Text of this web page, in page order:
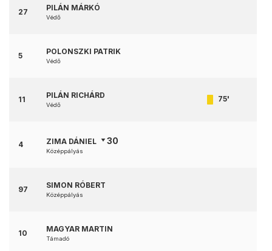
27 PILÁN MÁRKÓ
Védő
5 POLONSZKI PATRIK
Védő
11 PILÁN RICHÁRD
Védő
75'
4 ZIMA DÁNIEL 30
Középpályás
97 SIMON RÓBERT
Középpályás
10 MAGYAR MARTIN
Támadó